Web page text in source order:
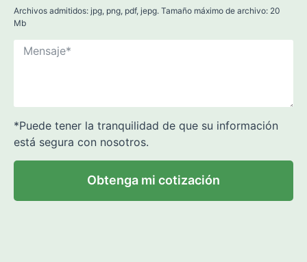
Archivos admitidos: jpg, png, pdf, jepg. Tamaño máximo de archivo: 20
Mb
*Puede tener la tranquilidad de que su información
está segura con nosotros.
Obtenga mi cotización